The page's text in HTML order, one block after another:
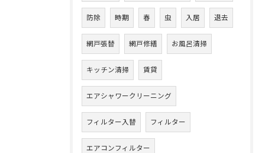
防除 時期 春 虫 入居 退去
網戸張替 網戸修繕 お風呂清掃
キッチン清掃 賃貸
エアシャワークリーニング
フィルター入替 フィルター
エアコンフィルター